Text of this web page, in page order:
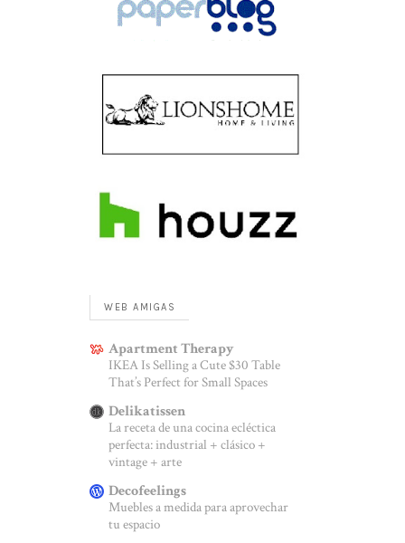
WEB AMIGAS
Apartment Therapy
IKEA Is Selling a Cute $30 Table
That’s Perfect for Small Spaces
Delikatissen
La receta de una cocina ecléctica
perfecta: industrial + clásico +
vintage + arte
Decofeelings
Muebles a medida para aprovechar
tu espacio